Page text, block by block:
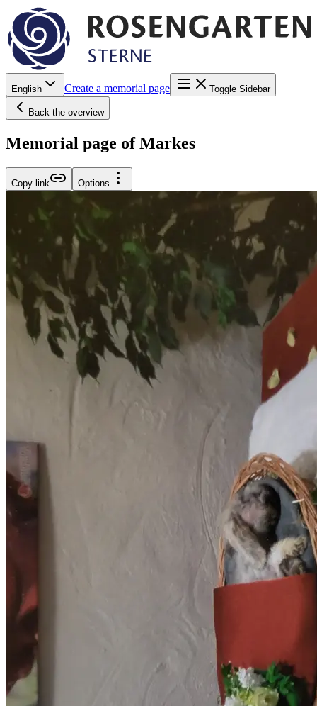
English Create a memorial page Toggle Sidebar
Back the overview
Memorial page of Markes
Copy link Options